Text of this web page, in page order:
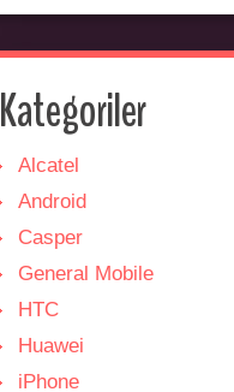
Kategoriler
Alcatel
Android
Casper
General Mobile
HTC
Huawei
iPhone